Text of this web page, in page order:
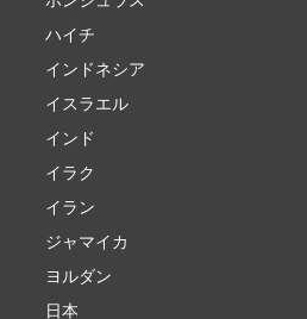
ハイチ
インドネシア
イスラエル
インド
イラク
イラン
ジャマイカ
ヨルダン
日本